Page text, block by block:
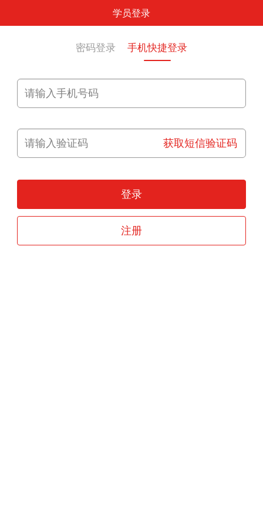
学员登录
密码登录 手机快捷登录
获取短信验证码
登录
注册